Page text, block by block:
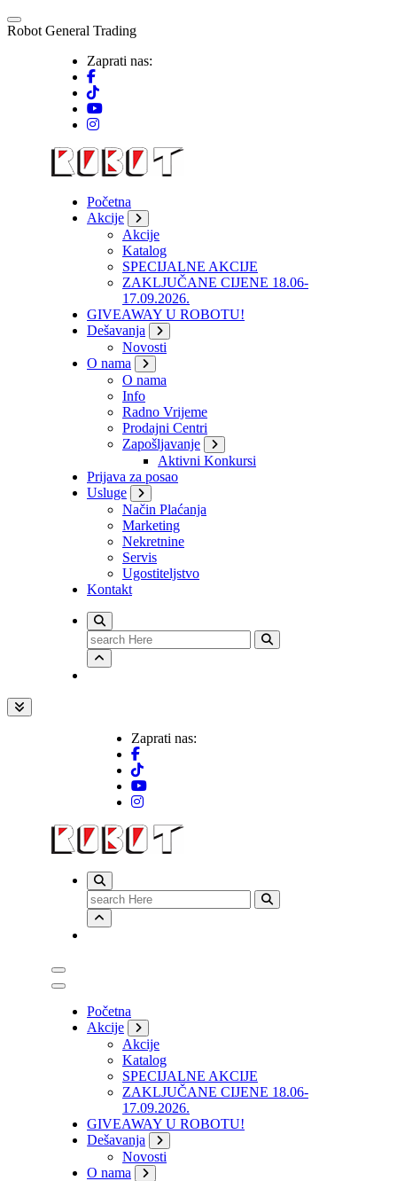
Skip
to
Robot General Trading
Zaprati nas:
Početna
Akcije
Akcije
Katalog
SPECIJALNE AKCIJE
ZAKLJUČANE CIJENE 18.06-
17.09.2026.
GIVEAWAY U ROBOTU!
Dešavanja
Novosti
O nama
O nama
Info
Radno Vrijeme
Prodajni Centri
Zapošljavanje
Aktivni Konkursi
Prijava za posao
Usluge
Način Plaćanja
Marketing
Nekretnine
Servis
Ugostiteljstvo
Kontakt
Search
for:
Zaprati nas:
Search
for:
Početna
Akcije
Akcije
Katalog
SPECIJALNE AKCIJE
ZAKLJUČANE CIJENE 18.06-
17.09.2026.
GIVEAWAY U ROBOTU!
Dešavanja
Novosti
O nama